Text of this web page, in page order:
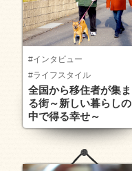
#インタビュー
#ライフスタイル
全国から移住者が集ま
る街～新しい暮らしの
中で得る幸せ～